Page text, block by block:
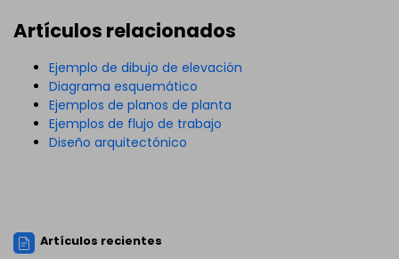
Artículos relacionados
Ejemplo de dibujo de elevación
Diagrama esquemático
Ejemplos de planos de planta
Ejemplos de flujo de trabajo
Diseño arquitectónico
Artículos recientes